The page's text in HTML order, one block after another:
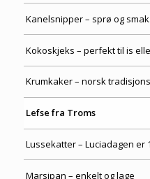
Kanelsnipper – sprø og
Kokoskjeks – perfekt til is
Krumkaker – norsk
Lefse fra Troms
Lussekatter – Luciadagen er
Marsipan – enkelt og lage